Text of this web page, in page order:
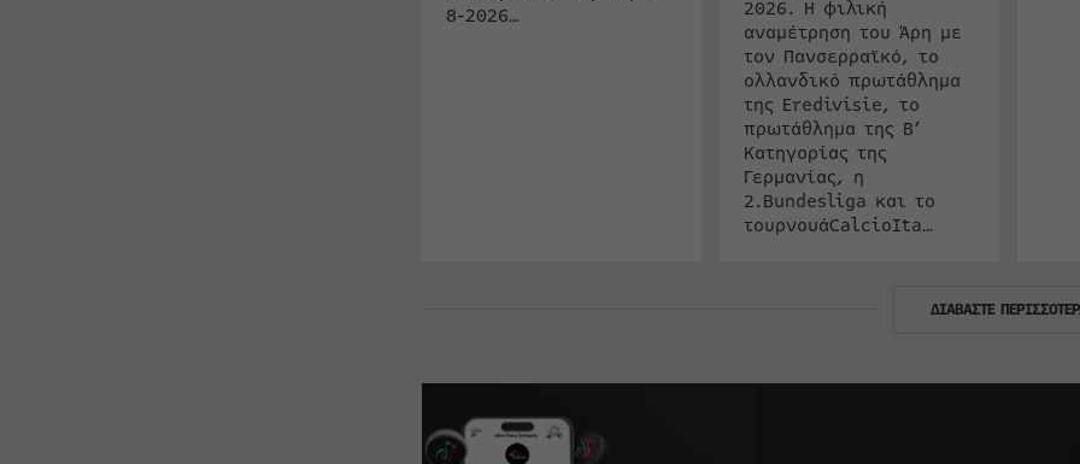
8-2026…
2026. Η φιλική
αναμέτρηση του Άρη με
τον Πανσερραϊκό, το
ολλανδικό πρωτάθλημα
της Eredivisie, το
πρωτάθλημα της Β’
Κατηγορίας της
Γερμανίας, η
2.Bundesliga και το
τουρνουάCalcioIta…
ΔΙΑΒΑΣΤΕ